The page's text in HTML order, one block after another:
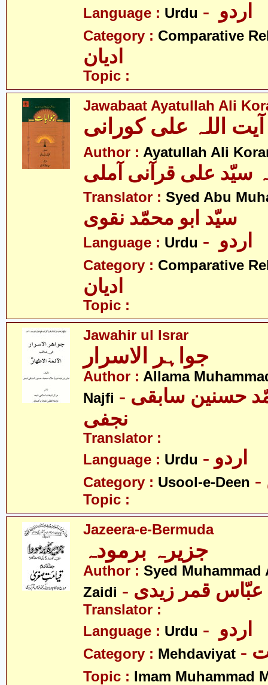
Language : Urdu
Category : Comparative
ادیان
Topic :
Jawabaat Ayatullah Ali
Author : Ayatullah Ali
سیّد علی قرآنی آملی
Translator : Syed Abu
سیّد ابو محمّد نقوی
Language : Urdu
Category : Comparative
ادیان
Topic :
Jawahir ul Israr
جواہر الاسرار
Author : Allama
Najfi - علامہ محمّد حسنین سابقی
نجفی
Translator :
Language : Urdu - اردو
Category : Usool-e-Deen
Topic :
Jazeera-e-Bermuda
Author : Syed Muhammad
Zaidi
Translator :
Language : Urdu
Category : Mehdaviyat
Topic : Imam Muhammad